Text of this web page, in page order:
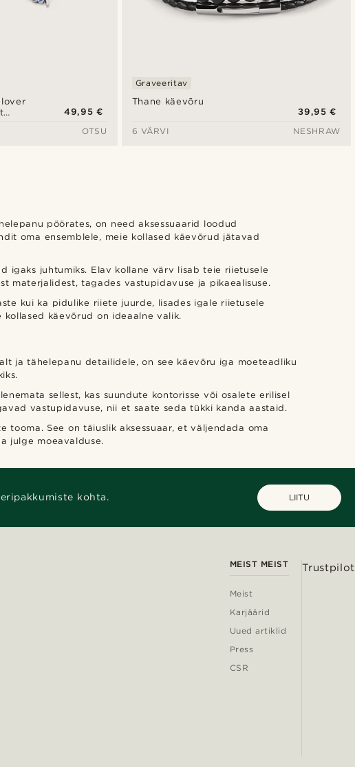
49,95 €
OTSU
Thane käevõru
Graveeritav
39,95 €
6 VÄRVI
NESHRAW
pöörates, on need aksessuaarid loodud
oma ensemblele, meie kollased käevõrud jätavad
igaks juhtumiks. Elav kollane värv lisab teie riietusele
materjalidest, tagades vastupidavuse ja pikaealisuse.
kui ka pidulike riiete juurde, lisades igale riietusele
käevõrud on ideaalne valik.
ja tähelepanu detailidele, on see käevõru iga moeteadliku
sellest, kas suundute kontorisse või osalete erilisel
vastupidavuse, nii et saate seda tükki kanda aastaid.
See on täiuslik aksessuaar, et väljendada oma
julge moeavalduse.
kohta. LIITU
MEIST MEIST
Meist
Karjäärid
Uued artiklid
Press
CSR
Trustpilot